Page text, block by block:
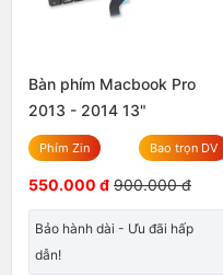
Bàn phím Macbook Pro
2013 - 2014 13"
Phím Zin Bao trọn DV
550.000 đ 900.000 đ
Bảo hành dài - Ưu đãi hấp
dẫn!